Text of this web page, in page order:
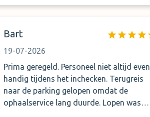
Bart
19-07-2026
Prima geregeld. Personeel niet altijd even
handig tijdens het inchecken. Terugreis
naar de parking gelopen omdat de
ophaalservice lang duurde. Lopen was